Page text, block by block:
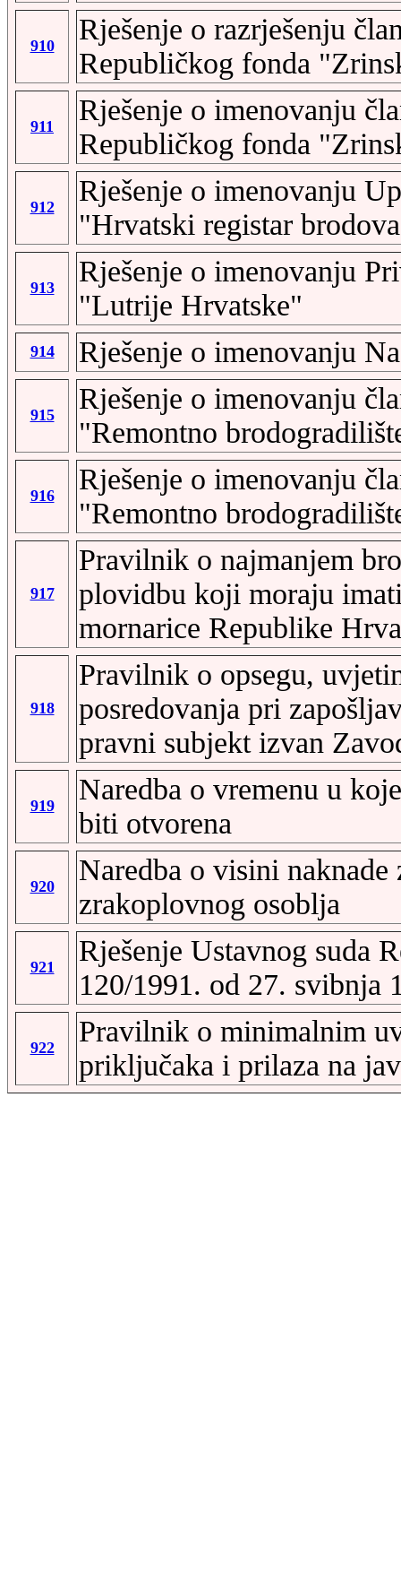
910
Rješenje o razrješenju
Republičkog fonda
911
Rješenje o imenovanju
Republičkog fonda
912
Rješenje o imenovanju
"Hrvatski registar
913
Rješenje o imenovanju
"Lutrije Hrvatske"
914 Rješenje o imenovanju
915
Rješenje o imenovanju
"Remontno
916
Rješenje o imenovanju
"Remontno
917
Pravilnik o najmanjem
plovidbu koji moraju
mornarice Republike
918
Pravilnik o opsegu,
posredovanja pri
pravni subjekt izvan
919
Naredba o vremenu u
biti otvorena
920
Naredba o visini naknade
zrakoplovnog osoblja
921
Rješenje Ustavnog suda
120/1991. od 27. svibnja
922
Pravilnik o minimalnim
priključaka i prilaza na